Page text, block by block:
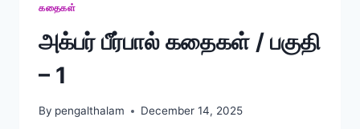
கதைகள்
அக்பர் பீர்பால் கதைகள் / பகுதி
– 1
By pengalthalam December 14, 2025